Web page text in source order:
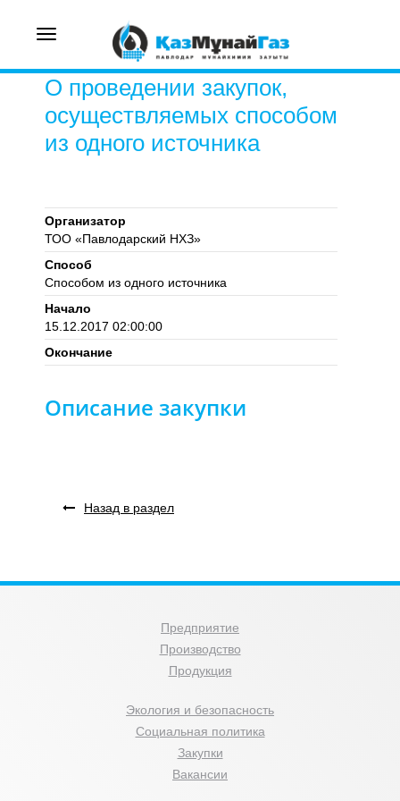
Toggle
О проведении закупок,
осуществляемых способом
из одного источника
Организатор
ТОО «Павлодарский НХЗ»
Способ
Способом из одного источника
Начало
15.12.2017 02:00:00
Окончание
Описание закупки
Назад в раздел
Предприятие
Производство
Продукция
Экология и безопасность
Социальная политика
Закупки
Вакансии